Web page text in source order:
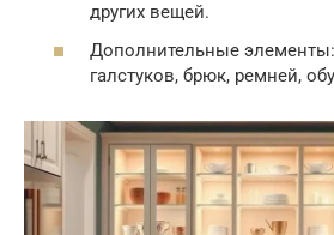
других вещей.
Дополнительные
галстуков, брюк, ремней,